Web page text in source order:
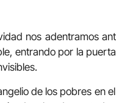
nos adentramos
entrando por la
de los pobres en